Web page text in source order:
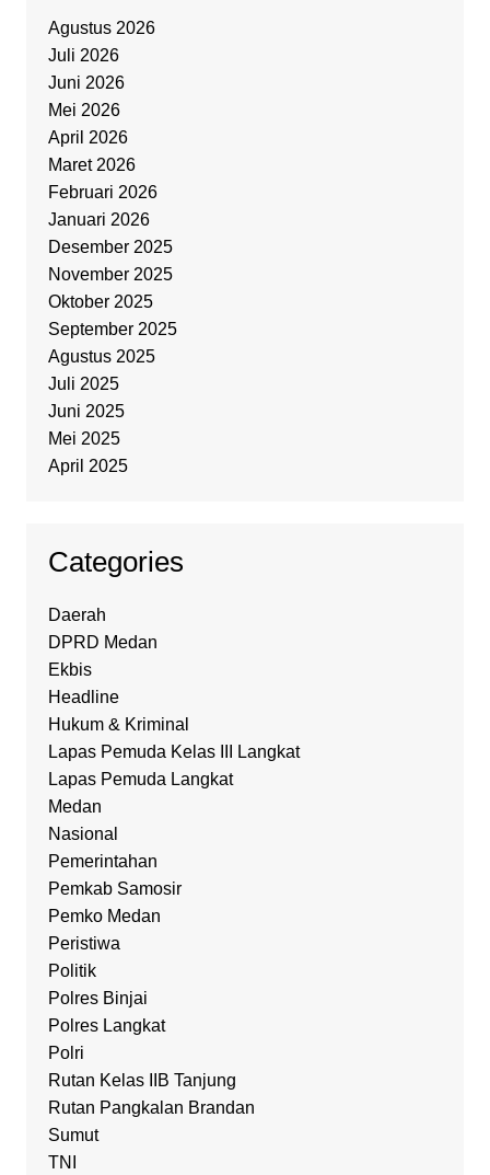
Agustus 2026
Juli 2026
Juni 2026
Mei 2026
April 2026
Maret 2026
Februari 2026
Januari 2026
Desember 2025
November 2025
Oktober 2025
September 2025
Agustus 2025
Juli 2025
Juni 2025
Mei 2025
April 2025
Categories
Daerah
DPRD Medan
Ekbis
Headline
Hukum & Kriminal
Lapas Pemuda Kelas III Langkat
Lapas Pemuda Langkat
Medan
Nasional
Pemerintahan
Pemkab Samosir
Pemko Medan
Peristiwa
Politik
Polres Binjai
Polres Langkat
Polri
Rutan Kelas IIB Tanjung
Rutan Pangkalan Brandan
Sumut
TNI